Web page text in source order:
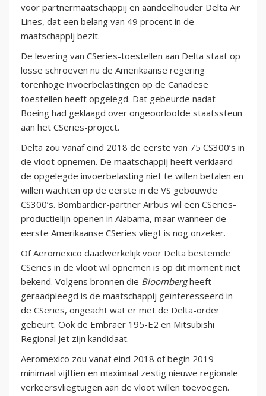
voor partnermaatschappij en aandeelhouder Delta Air
Lines, dat een belang van 49 procent in de
maatschappij bezit.
De levering van CSeries-toestellen aan Delta staat op
losse schroeven nu de Amerikaanse regering
torenhoge invoerbelastingen op de Canadese
toestellen heeft opgelegd. Dat gebeurde nadat
Boeing had geklaagd over ongeoorloofde staatssteun
aan het CSeries-project.
Delta zou vanaf eind 2018 de eerste van 75 CS300’s in
de vloot opnemen. De maatschappij heeft verklaard
de opgelegde invoerbelasting niet te willen betalen en
willen wachten op de eerste in de VS gebouwde
CS300’s. Bombardier-partner Airbus wil een CSeries-
productielijn openen in Alabama, maar wanneer de
eerste Amerikaanse CSeries vliegt is nog onzeker.
Of Aeromexico daadwerkelijk voor Delta bestemde
CSeries in de vloot wil opnemen is op dit moment niet
bekend. Volgens bronnen die Bloombergheeft
geraadpleegd is de maatschappij geïnteresseerd in
de CSeries, ongeacht wat er met de Delta-order
gebeurt. Ook de Embraer 195-E2 en Mitsubishi
Regional Jet zijn kandidaat.
Aeromexico zou vanaf eind 2018 of begin 2019
minimaal vijftien en maximaal zestig nieuwe regionale
verkeersvliegtuigen aan de vloot willen toevoegen.